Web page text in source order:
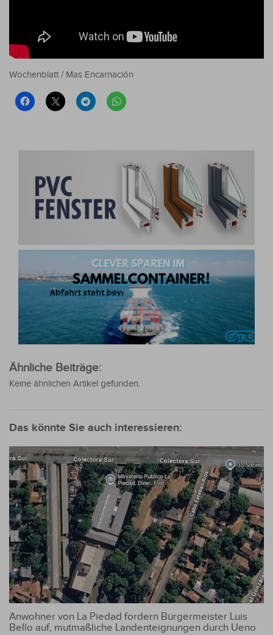
Wochenblatt / Mas Encarnación
Ähnliche Beiträge:
Keine ähnlichen Artikel gefunden.
Das könnte Sie auch interessieren:
Anwohner von La Piedad fordern Bürgermeister Luis
Bello auf, mutmaßliche Landenteignungen durch Ueno